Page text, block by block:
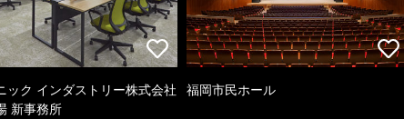
ック インダストリー株式会社
新事務所
福岡市民ホール